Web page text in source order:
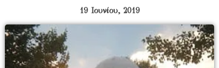
19 Ιουνίου, 2019